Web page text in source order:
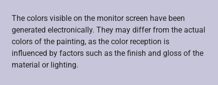
The colors visible on the monitor screen have been
generated electronically. They may differ from the actual
colors of the painting, as the color reception is
influenced by factors such as the finish and gloss of the
material or lighting.